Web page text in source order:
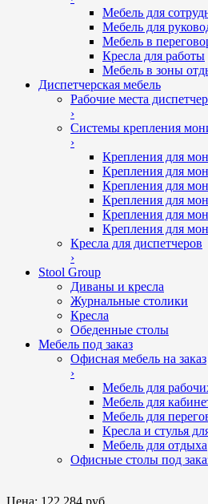
Мебель для
Мебель для
Мебель в
Кресла для работы
Мебель в зоны
Диспетчерская мебель
Рабочие места
›
Системы крепления
›
Крепления для
Крепления для
Крепления для
Крепления для
Крепления для
Крепления для
Кресла для диспетчеров
›
Stool Group
Диваны и кресла
Журнальные столики
Кресла
Обеденные столы
Мебель под заказ
Офисная мебель на заказ
›
Мебель для
Мебель для
Мебель для
Кресла и стулья
Мебель для отдыха
Офисные столы под
Цена: 122 284 руб.